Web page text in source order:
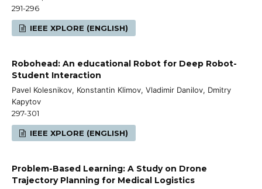
291-296
IEEE XPLORE (ENGLISH)
Robohead: An educational Robot for Deep Robot-
Student Interaction
Pavel Kolesnikov, Konstantin Klimov, Vladimir Danilov, Dmitry
Kapytov
297-301
IEEE XPLORE (ENGLISH)
Problem-Based Learning: A Study on Drone
Trajectory Planning for Medical Logistics